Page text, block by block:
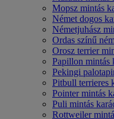
Mopsz mintás
Német dogos
Németjuhász
Ordas színű
Orosz terrier
Papillon mintás
Pekingi
Pitbull terrieres
Pointer mintás
Puli mintás
Rottweiler